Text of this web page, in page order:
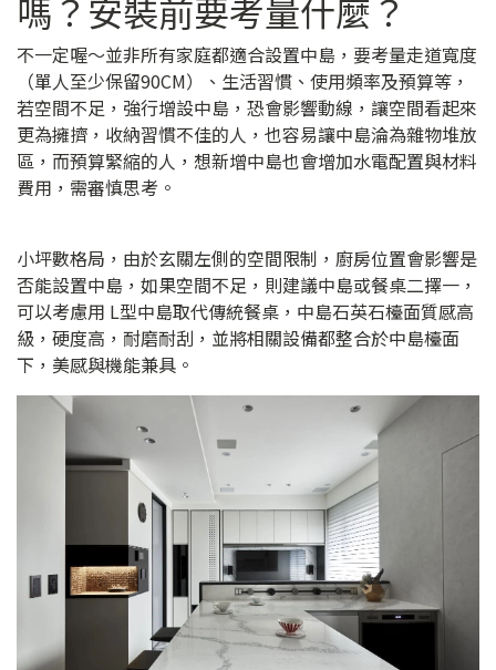
嗎？安裝前要考量什麼？
不一定喔～並非所有家庭都適合設置中島，要考量走道寬度
（單人至少保留90CM）、生活習慣、使用頻率及預算等，
若空間不足，強行增設中島，恐會影響動線，讓空間看起來
更為擁擠，收納習慣不佳的人，也容易讓中島淪為雜物堆放
區，而預算緊縮的人，想新增中島也會增加水電配置與材料
費用，需審慎思考。
小坪數格局，由於玄關左側的空間限制，廚房位置會影響是
否能設置中島，如果空間不足，則建議中島或餐桌二擇一，
可以考慮用 L型中島取代傳統餐桌，中島石英石檯面質感高
級，硬度高，耐磨耐刮，並將相關設備都整合於中島檯面
下，美感與機能兼具。